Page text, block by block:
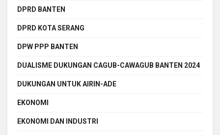
DPRD BANTEN
DPRD KOTA SERANG
DPW PPP BANTEN
DUALISME DUKUNGAN CAGUB-CAWAGUB BANTEN 2024
DUKUNGAN UNTUK AIRIN-ADE
EKONOMI
EKONOMI DAN INDUSTRI